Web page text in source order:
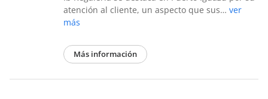
atención al cliente, un aspecto que sus… ver
más
Más información